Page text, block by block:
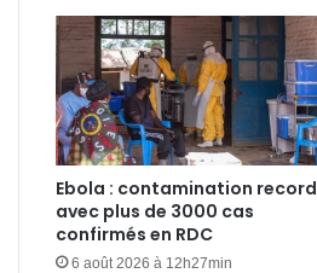
Ebola : contamination record
avec plus de 3000 cas
confirmés en RDC
6 août 2026 à 12h27min